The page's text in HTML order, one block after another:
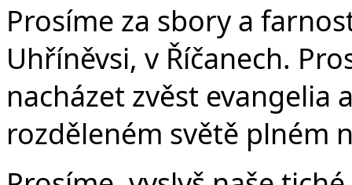
Prosíme za sbory a
Uhříněvsi, v Říčanech.
nacházet zvěst evangelia
rozděleném světě plném